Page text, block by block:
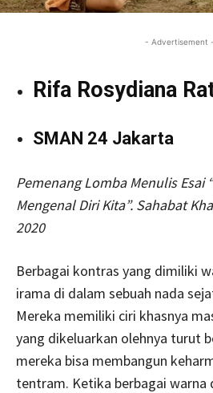
- Advertisement -
Rifa Rosydiana
SMAN 24 Jakarta
PemenangLomba Menulis Esai
Mengenal Diri Kita”. Sahabat
2020
Berbagai kontras yang dimiliki
irama di dalam sebuah nada
Mereka memiliki ciri khasnya
yang dikeluarkan olehnya turut
mereka bisa membangun
tentram. Ketika berbagai warna